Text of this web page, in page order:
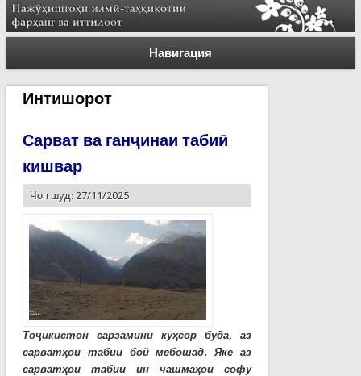
Навигация
Интишорот
Сарват ва ганҷинаи табиӣ
кишвар
Чоп шуд: 27/11/2025
Тоҷикистон сарзамини кӯҳсор буда, аз
сарватҳои табиӣ бой мебошад. Яке аз
сарватҳои табиӣ ин чашмаҳои софу